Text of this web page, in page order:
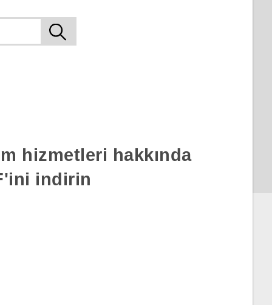
hizmetleri hakkında
indirin